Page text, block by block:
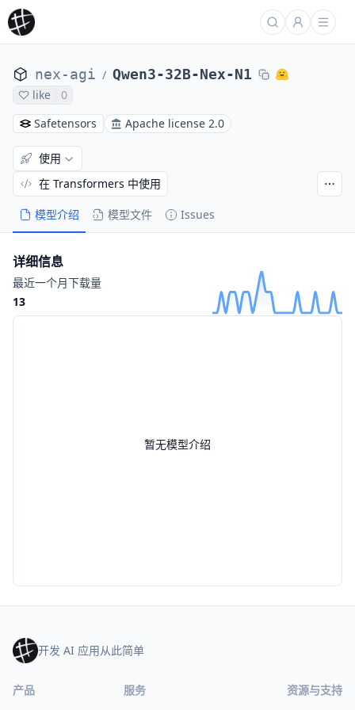
nex-agi / Qwen3-32B-Nex-N1
like
0
Safetensors
Apache license 2.0
模型介绍 模型文件 Issues
使用
在 Transformers 中使用
暂无模型介绍
详细信息
最近一个月下载量
13
开发 AI 应用从此简单
产品 服务 资源与支持